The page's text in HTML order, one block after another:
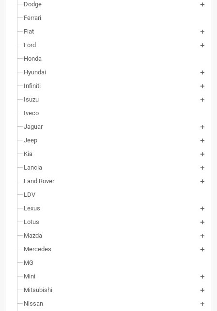
Dodge
Ferrari
Fiat
Ford
Honda
Hyundai
Infiniti
Isuzu
Iveco
Jaguar
Jeep
Kia
Lancia
Land Rover
LDV
Lexus
Lotus
Mazda
Mercedes
MG
Mini
Mitsubishi
Nissan